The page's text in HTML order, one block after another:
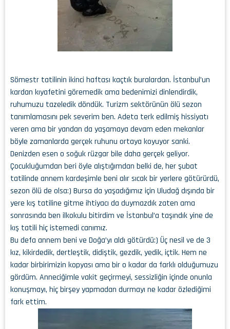
Sömestr tatilinin ikinci haftası kaçtık buralardan. İstanbul’un
kardan kıyafetini göremedik ama bedenimizi dinlendirdik,
ruhumuzu tazeledik döndük. Turizm sektörünün ölü sezon
tanımlamasını pek severim ben. Adeta terk edilmiş hissiyatı
veren ama bir yandan da yaşamaya devam eden mekanlar
böyle zamanlarda gerçek ruhunu ortaya koyuyor sanki.
Denizden esen o soğuk rüzgar bile daha gerçek geliyor.
Çocukluğumdan beri öyle alıştığımdan belki de, her şubat
tatilinde annem kardeşimle beni alır sıcak bir yerlere götürürdü,
sezon ölü de olsa:) Bursa da yaşadığımız için Uludağ dışında bir
yere kış tatiline gitme ihtiyacı da duymazdık zaten ama
sonrasında ben ilkokulu bitirdim ve İstanbul’a taşındık yine de
kış tatili hiç istemedi canımız.
Bu defa annem beni ve Doğa’yı aldı götürdü:) Üç nesil ve de 3
kız, kikirdedik, dertleştik, didiştik, gezdik, yedik, içtik. Hem ne
kadar birbirimizin kopyası ama bir o kadar da farklı olduğumuzu
gördüm. Anneciğimle vakit geçirmeyi, sessizliğin içinde onunla
konuşmayı, hiç birşey yapmadan durmayı ne kadar özlediğimi
fark ettim.